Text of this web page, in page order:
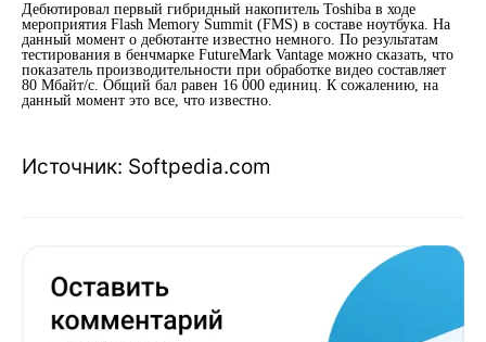
Дебютировал первый гибридный накопитель Toshiba в ходе
мероприятия Flash Memory Summit (FMS) в составе ноутбука. На
данный момент о дебютанте известно немного. По результатам
тестирования в бенчмарке FutureMark Vantage можно сказать, что
показатель производительности при обработке видео составляет
80 Мбайт/с. Общий бал равен 16 000 единиц. К сожалению, на
данный момент это все, что известно.
Источник: Softpedia.com